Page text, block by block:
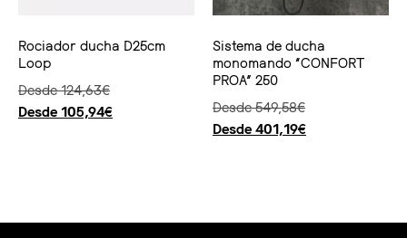
Rociador ducha D25cm
Loop
Desde124,63€
Desde 105,94€
Sistema de ducha
monomando “CONFORT
PROA” 250
Desde549,58€
Desde 401,19€